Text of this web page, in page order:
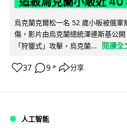
烏克蘭克爾松一名 52 歲小販被俄
傷，影片由烏克蘭總統澤連斯基公
「狩獵式」攻擊，烏克蘭...
閱讀全
37 9 ↗ 分享
人工智能